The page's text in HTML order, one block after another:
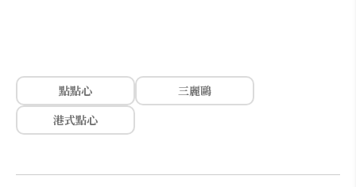
點點心
三麗鷗
港式點心